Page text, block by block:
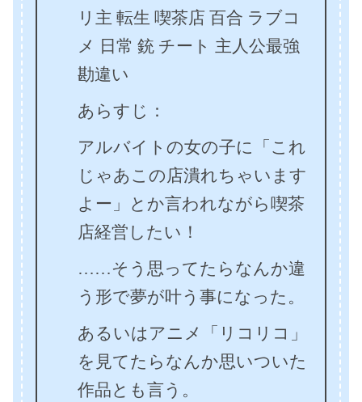
リ主 転生 喫茶店 百合 ラブコ
メ 日常 銃 チート 主人公最強
勘違い
あらすじ：
アルバイトの女の子に「これ
じゃあこの店潰れちゃいます
よー」とか言われながら喫茶
店経営したい！
……そう思ってたらなんか違
う形で夢が叶う事になった。
あるいはアニメ「リコリコ」
を見てたらなんか思いついた
作品とも言う。